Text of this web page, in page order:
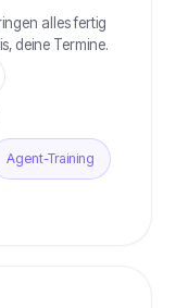
alles fertig
deine Termine.
Agent-Training